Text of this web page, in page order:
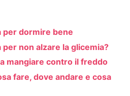
per dormire bene
non alzare la glicemia?
mangiare contro il freddo
fare, dove andare e cosa